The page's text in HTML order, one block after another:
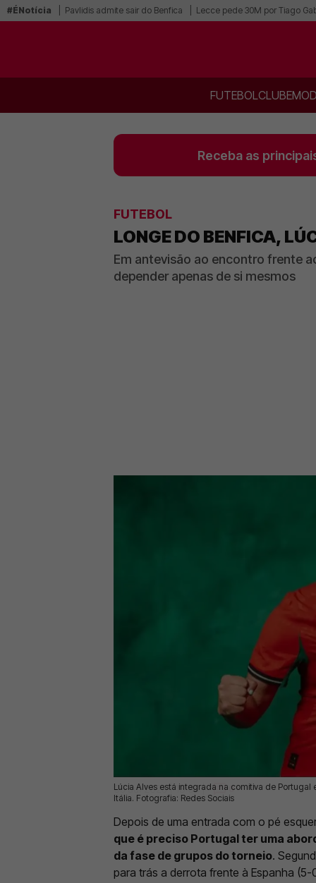
#ÉNotícia Pavlidis admite sair do Benfica Lecce pede 30M por Tiago
FUTEBOLCLUBE
Receba as
FUTEBOL
LONGE DO BENFICA,
Em antevisão ao encontro frente
depender apenas de si mesmos
Lúcia Alves está integrada na comitiva de
Itália. Fotografia: Redes Sociais
05 Jul 2025 | 13:04 | 0
Depois de uma entrada com o pé
que é preciso Portugal ter uma
da fase de grupos do torneio.
para trás a derrota frente à Espanha